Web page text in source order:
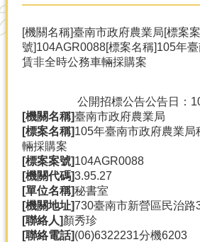
簡
介
[機關名稱]臺南市政府農業局[標案案
號]104AGR0088[標案名稱]105年
賃非全時公務車輛採購案
公開招標公告公告日：
[機關名稱]臺南市政府農業局
[標案名稱]105年臺南市政府農業局
輛採購案
[標案案號]104AGR0088
[機關代碼]3.95.27
[單位名稱]秘書室
[機關地址]730臺南市新營區民治路
[聯絡人]顏秀珍
[聯絡電話](06)6322231分機6203